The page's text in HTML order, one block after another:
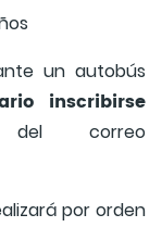
un autobús
inscribirse
correo
por orden